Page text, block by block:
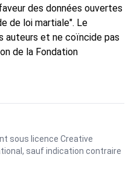
des données ouvertes
de loi martiale". Le
auteurs et ne coïncide pas
de la Fondation
sous licence Creative
, sauf indication contraire